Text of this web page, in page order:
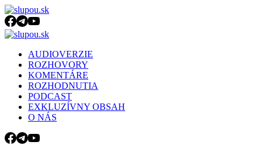
Menu
Search
Menu slupou.sk
AUDIOVERZIE
ROZHOVORY
KOMENTÁRE
ROZHODNUTIA
PODCAST
EXKLUZÍVNY OBSAH
O NÁS